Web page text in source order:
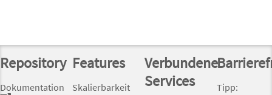
Repository
Dokumentation
Features
Skalierbarkeit
Verbundene
Services
Tipp: